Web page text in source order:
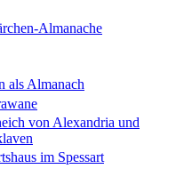
Almanache
als Almanach
von Alexandria und
im Spessart